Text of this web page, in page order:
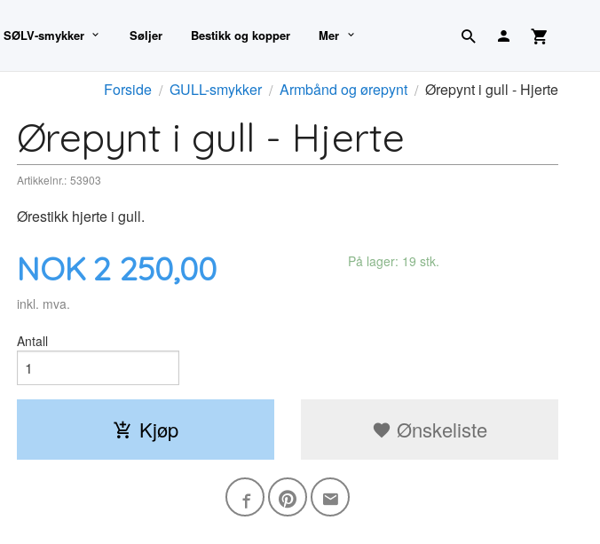
SØLV-smykker Søljer Bestikk og kopper Mer
Forside GULL-smykker Armbånd og ørepynt Ørepynt i gull - Hjerte
Next
Ørepynt i gull - Hjerte
Artikkelnr.: 53903
Ørestikk hjerte i gull.
Pris
NOK 2 250,00
inkl. mva.
På lager: 19 stk.
Antall
Kjøp Ønskeliste